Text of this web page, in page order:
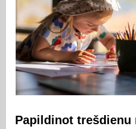
Papildinot trešdienu